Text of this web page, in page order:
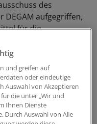
des
DEGAM aufgegriffen,
für die
für den Aufbau
angebundenen
interveniert.
Problemlage her ist
die Kompetenz der
und greifen auf
oder eindeutige
Auswahl von Akzeptieren
die unter „Wir und
Ihnen Dienste
Durch Auswahl von Alle